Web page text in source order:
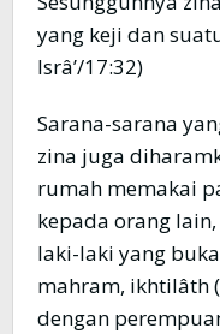
yang keji dan
Isrâ’/17:32)
Sarana-sarana
zina juga
rumah memakai
kepada orang
laki-laki yang
mahram, ikhtilâth
dengan